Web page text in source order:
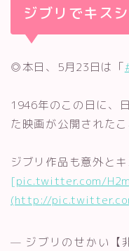
ジブリでキス
◎本日、5月23日は「
1946年のこの日に、
た映画が公開された
ジブリ作品も意外とキ
[pic.twitter.com/
(http://
— ジブリのせかい【